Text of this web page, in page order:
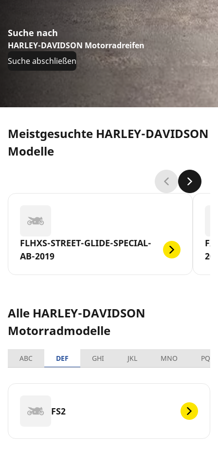
Suche nach
HARLEY-DAVIDSON Motorradreifen
Suche abschließen
Meistgesuchte HARLEY-DAVIDSON
Modelle
FLHXS-STREET-GLIDE-SPECIAL-
AB-2019
Alle HARLEY-DAVIDSON
Motorradmodelle
ABC DEF GHI JKL MNO PQRS
FS2